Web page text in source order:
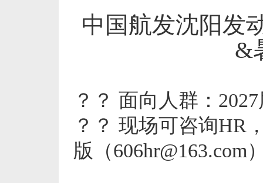
中国航发沈阳发
&
？？ 面向人群：
？？ 现场可咨询HR
版（606hr@163.com